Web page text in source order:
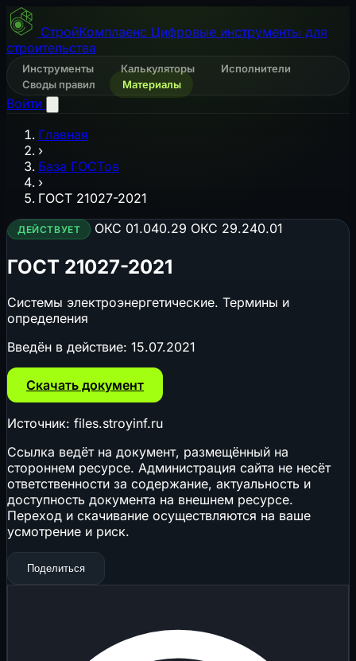
СтройКомплаенс Цифровые инструменты для
строительства
Инструменты Калькуляторы
Исполнители
Своды правил
Материалы
Войти
Главная
›
База ГОСТов
›
ГОСТ 21027-2021
ДЕЙСТВУЕТ ОКС 01.040.29 ОКС 29.240.01
ГОСТ 21027-2021
Системы электроэнергетические. Термины и
определения
Введён в действие: 15.07.2021
Скачать документ
Источник: files.stroyinf.ru
Ссылка ведёт на документ, размещённый на
стороннем ресурсе. Администрация сайта не несёт
ответственности за содержание, актуальность и
доступность документа на внешнем ресурсе.
Переход и скачивание осуществляются на ваше
усмотрение и риск.
Поделиться